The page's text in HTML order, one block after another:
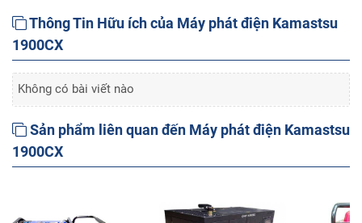
Thông Tin Hữu ích của Máy phát điện Kamastsu
1900CX
Không có bài viết nào
Sản phẩm liên quan đến Máy phát điện Kamastsu
1900CX